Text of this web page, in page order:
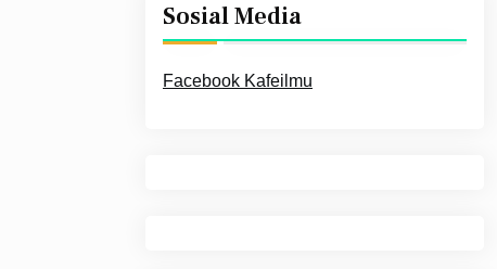
Sosial Media
Facebook Kafeilmu